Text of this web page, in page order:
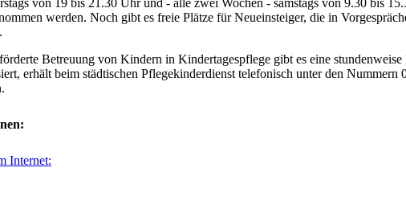
werden. Noch gibt es freie Plätze für Neueinsteiger, die in
Betreuung von Kindern in Kindertagespflege gibt es eine
erhält beim städtischen Pflegekinderdienst telefonisch unter den
Internet: